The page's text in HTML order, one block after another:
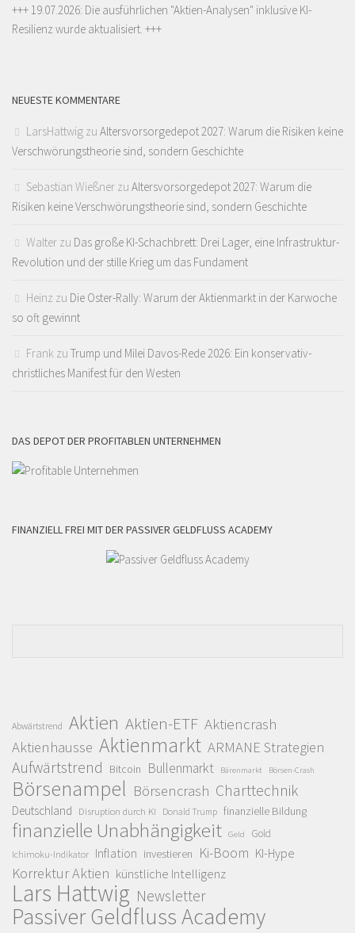
+++ 19.07.2026: Die ausführlichen "Aktien-Analysen" inklusive KI-
Resilienz wurde aktualisiert. +++
NEUESTE KOMMENTARE
LarsHattwig zu Altersvorsorgedepot 2027: Warum die Risiken keine
Verschwörungstheorie sind, sondern Geschichte
Sebastian Wießner zu Altersvorsorgedepot 2027: Warum die
Risiken keine Verschwörungstheorie sind, sondern Geschichte
Walter zu Das große KI-Schachbrett: Drei Lager, eine Infrastruktur-
Revolution und der stille Krieg um das Fundament
Heinz zu Die Oster-Rally: Warum der Aktienmarkt in der Karwoche
so oft gewinnt
Frank zu Trump und Milei Davos-Rede 2026: Ein konservativ-
christliches Manifest für den Westen
DAS DEPOT DER PROFITABLEN UNTERNEHMEN
FINANZIELL FREI MIT DER PASSIVER GELDFLUSS ACADEMY
Abwärtstrend Aktien Aktien-ETF Aktiencrash
Aktienhausse Aktienmarkt ARMANE Strategien
Aufwärtstrend Bitcoin Bullenmarkt Bärenmarkt Börsen-Crash
Börsenampel Börsencrash Charttechnik
Deutschland Disruption durch KI Donald Trump finanzielle Bildung
finanzielle Unabhängigkeit Geld Gold
Ichimoku-Indikator Inflation investieren Ki-Boom KI-Hype
Korrektur Aktien künstliche Intelligenz
Lars Hattwig Newsletter
Passiver Geldfluss Academy